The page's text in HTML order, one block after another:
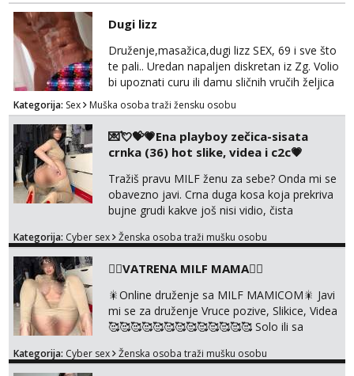
Dugi lizz
Druženje,masažica,dugi lizz SEX, 69 i sve što
te pali.. Uredan napaljen diskretan iz Zg. Volio
bi upoznati curu ili damu sličnih vručih željica
za zajedničko ugodno i strastveno druženje.
Prostor imam, diskr max. A i mobilan 🚗 sam.
Kategorija: Sex Muška osoba traži žensku osobu
💌💘💝💗Ena playboy zečica-sisata
crnka (36) hot slike, videa i c2c💗
Tražiš pravu MILF ženu za sebe? Onda mi se
obavezno javi. Crna duga kosa koja prekriva
bujne grudi kakve još nisi vidio, čista
pričam. Prave pune usne koje će ti se urezati
Uvijek sam spremna za ONLOINE zabavu.
Volim vruće u porukama uz pokoju fotku.
Radim slikice i videa po tvojoj želji te imam
raznih mater...
Kategorija: Cyber sex Ženska osoba traži mušku osobu
❤️‍🔥VATRENA MILF MAMA❤️‍🔥
🎇Online druženje sa MILF MAMICOM🎇 Javi
mi se za druženje Vruce pozive, Slikice, Videa
🥰🥰🥰🥰🥰🥰🥰🥰🥰🥰🥰🥰🥰 Solo ili sa
WhatsApp ili Telegram WhatsApp 👉
Kategorija: Cyber sex Ženska osoba traži mušku osobu